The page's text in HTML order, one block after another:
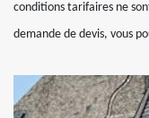
conditions tarifaires ne
demande de devis, vous